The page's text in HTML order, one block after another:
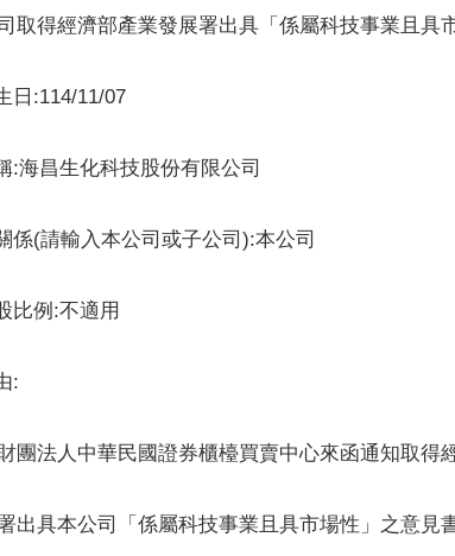
取得經濟部產業發展署出具「係屬科技事業且具
日:114/11/07
:海昌生化科技股份有限公司
係(請輸入本公司或子公司):本公司
比例:不適用
:
團法人中華民國證券櫃檯買賣中心來函通知取得
出具本公司「係屬科技事業且具市場性」之意見